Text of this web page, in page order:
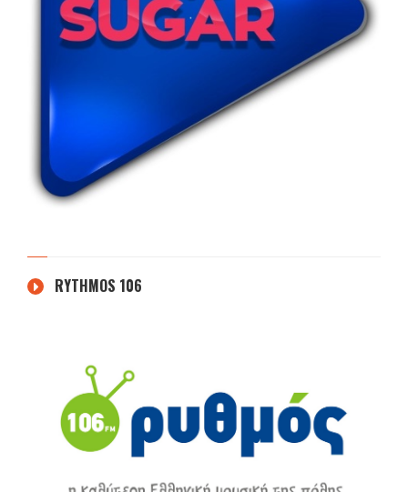
RYTHMOS 106